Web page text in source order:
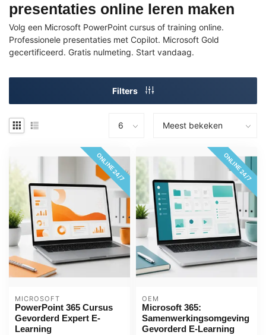
presentaties online leren maken
Volg een Microsoft PowerPoint cursus of training online.
Professionele presentaties met Copilot. Microsoft Gold
gecertificeerd. Gratis nulmeting. Start vandaag.
Filters
ONLINE 24/7
MICROSOFT
PowerPoint 365 Cursus
Gevorderd Expert E-
Learning
ONLINE 24/7
OEM
Microsoft 365:
Samenwerkingsomgeving
Gevorderd E-Learning